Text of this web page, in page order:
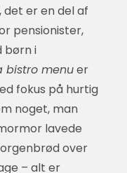
er en del af
pensionister,
børn i
bistro menuer
fokus på hurtig
noget, man
lavede
over
– alt er